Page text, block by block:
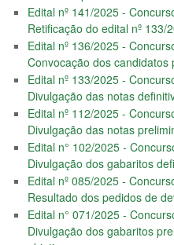
Edital nº 141/2025 -
Retificação do edital nº 133/
Edital nº 136/2025 -
Convocação dos
Edital nº 133/2025 -
Divulgação das notas
Edital nº 112/2025 -
Divulgação das notas
Edital n° 102/2025 -
Divulgação dos gabaritos
Edital nº 085/2025 -
Resultado dos pedidos de
Edital n° 071/2025 -
Divulgação dos gabaritos